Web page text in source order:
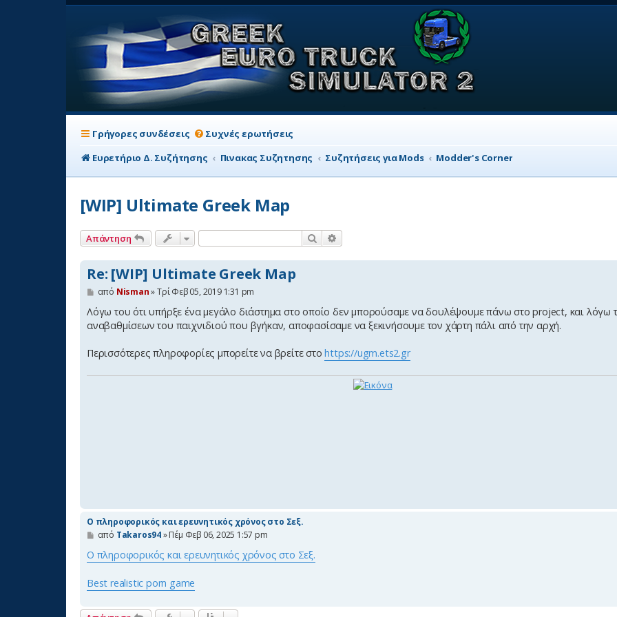
Γρήγορες συνδέσεις Συχνές ερωτήσεις
Ευρετήριο Δ. Συζήτησης
Πινακας Συζητησης Συζητήσεις για Mods Modder's Corner
[WIP] Ultimate Greek Map
Απάντηση Αναζήτηση
Re: [WIP] Ultimate Greek Map
Δ
μ
σ
ε
υ
η
από Nisman»Τρί Φεβ 05, 2019 1:31 pm
Λόγω του ότι υπήρξε ένα μεγάλο διάστημα στο οποίο δεν μπορούσαμε να δουλέψουμε πάνω στο project, και λόγω
αναβαθμίσεων του παιχνιδιού που βγήκαν, αποφασίσαμε να ξεκινήσουμε τον χάρτη πάλι από την αρχή.
Περισσότερες πληροφορίες μπορείτε να βρείτε στοhttps://ugm.ets2.gr
Ο πληροφορικός και ερευνητικός χρόνος στο Σεξ.
Δ
μ
ο
ί
ε
σ
από Takaros94»Πέμ Φεβ 06, 2025 1:57 pm
Ο πληροφορικός και ερευνητικός χρόνος στο Σεξ.
Best realistic porn game